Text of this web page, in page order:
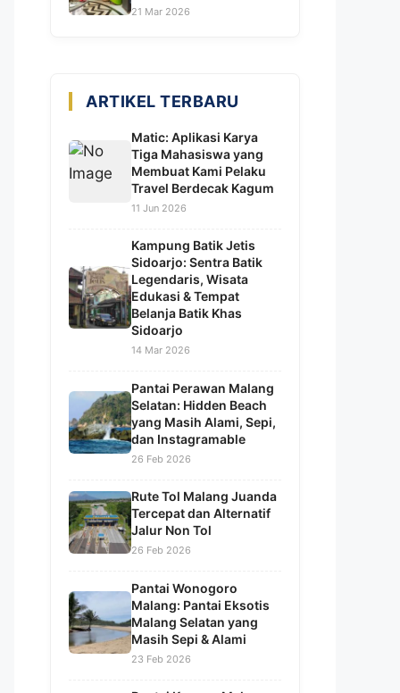
21 Mar 2026
ARTIKEL TERBARU
Matic: Aplikasi Karya
Tiga Mahasiswa yang
Membuat Kami Pelaku
Travel Berdecak Kagum
11 Jun 2026
Kampung Batik Jetis
Sidoarjo: Sentra Batik
Legendaris, Wisata
Edukasi & Tempat
Belanja Batik Khas
Sidoarjo
14 Mar 2026
Pantai Perawan Malang
Selatan: Hidden Beach
yang Masih Alami, Sepi,
dan Instagramable
26 Feb 2026
Rute Tol Malang Juanda
Tercepat dan Alternatif
Jalur Non Tol
26 Feb 2026
Pantai Wonogoro
Malang: Pantai Eksotis
Malang Selatan yang
Masih Sepi & Alami
23 Feb 2026